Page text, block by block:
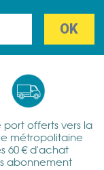
port offerts vers la
métropolitaine
60 € d'achat
abonnement